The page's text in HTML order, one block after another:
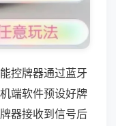
控牌器通过蓝牙
端软件预设好牌
器接收到信号后